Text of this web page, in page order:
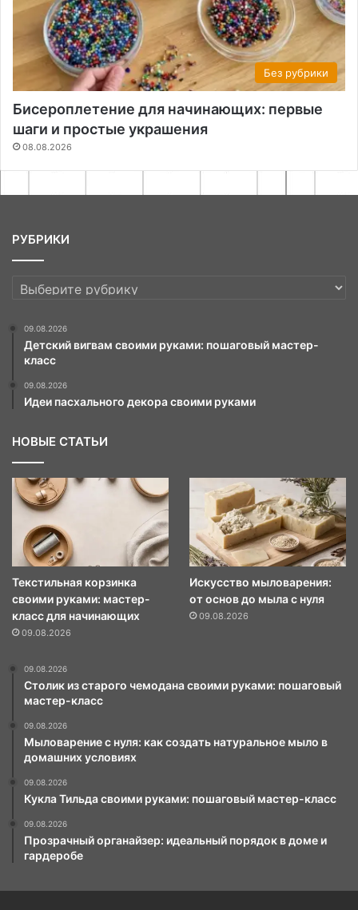
Без рубрики
Бисероплетение для начинающих: первые
шаги и простые украшения
08.08.2026
РУБРИКИ
РУБРИКИ
09.08.2026
Детский вигвам своими руками: пошаговый мастер-
класс
09.08.2026
Идеи пасхального декора своими руками
НОВЫЕ СТАТЬИ
Текстильная корзинка
своими руками: мастер-
класс для начинающих
09.08.2026
Искусство мыловарения:
от основ до мыла с нуля
09.08.2026
09.08.2026
Столик из старого чемодана своими руками: пошаговый
мастер-класс
09.08.2026
Мыловарение с нуля: как создать натуральное мыло в
домашних условиях
09.08.2026
Кукла Тильда своими руками: пошаговый мастер-класс
09.08.2026
Прозрачный органайзер: идеальный порядок в доме и
гардеробе